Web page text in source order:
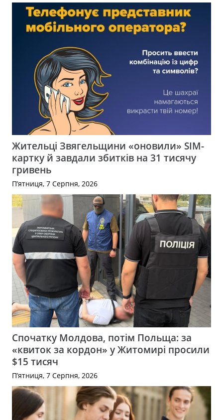
Жительці Звягельщини «оновили» SIM-
картку й завдали збитків на 31 тисячу
гривень
П’ятниця, 7 Серпня, 2026
Спочатку Молдова, потім Польща: за
«квиток за кордон» у Житомирі просили
$15 тисяч
П’ятниця, 7 Серпня, 2026